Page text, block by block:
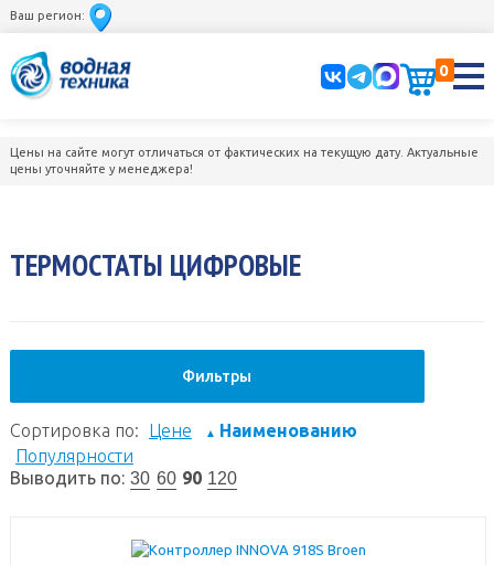
Ваш регион:
0
Цены на сайте могут отличаться от фактических на текущую дату. Актуальные
цены уточняйте у менеджера!
ТЕРМОСТАТЫ ЦИФРОВЫЕ
Фильтры
Сортировка по: Цене ▲ Наименованию
Популярности
Выводить по: 30 60 90 120